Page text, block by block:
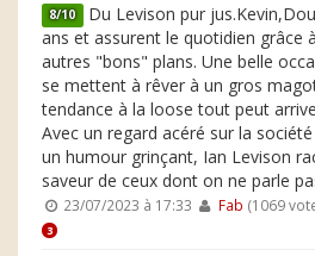
8/10 Du Levison pur
ans et assurent le quotidien grâce
autres "bons" plans. Une belle
se mettent à rêver à un gros
tendance à la loose tout peut
Avec un regard acéré sur la
un humour grinçant, Ian Levison
saveur de ceux dont on ne parle
23/07/2023 à 17:33 Fab (1069
3